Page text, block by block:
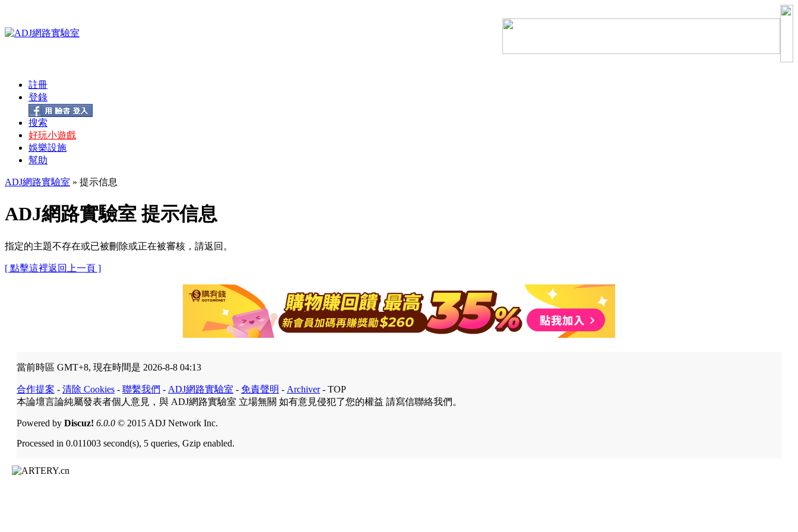
註冊
登錄
搜索
好玩小遊戲
娛樂設施
幫助
ADJ網路實驗室 » 提示信息
ADJ網路實驗室 提示信息
指定的主題不存在或已被刪除或正在被審核，請返回。
[ 點擊這裡返回上一頁 ]
當前時區 GMT+8, 現在時間是 2026-8-8 04:13
合作提案 - 清除 Cookies - 聯繫我們 - ADJ網路實驗室 - 免責聲明 - Archiver- TOP
本論壇言論純屬發表者個人意見，與 ADJ網路實驗室 立場無關 如有意見侵犯了您的權益 請寫信聯絡我們。
Powered by Discuz! 6.0.0 © 2015 ADJ Network Inc.
Processed in 0.011003 second(s), 5 queries, Gzip enabled.